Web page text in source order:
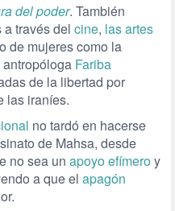
del poder. También
través del cine, las artes
de mujeres como la
antropóloga Fariba
de la libertad por
las iraníes.
no tardó en hacerse
de Mahsa, desde
no sea un apoyo efímeroy
a que el apagón